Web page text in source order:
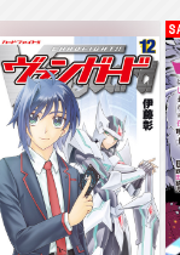
ねらわれた魔法
カード～
STORY ～未